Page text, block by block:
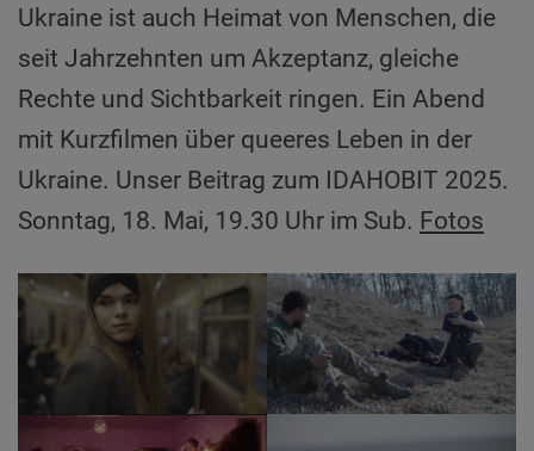
Ukraine ist auch Heimat von Menschen, die
seit Jahrzehnten um Akzeptanz, gleiche
Rechte und Sichtbarkeit ringen. Ein Abend
mit Kurzfilmen über queeres Leben in der
Ukraine. Unser Beitrag zum IDAHOBIT 2025.
Sonntag, 18. Mai, 19.30 Uhr im Sub. Fotos